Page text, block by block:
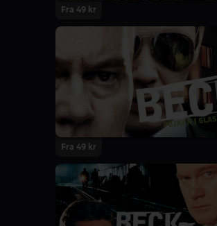
Fra 49 kr
Fra 49 kr